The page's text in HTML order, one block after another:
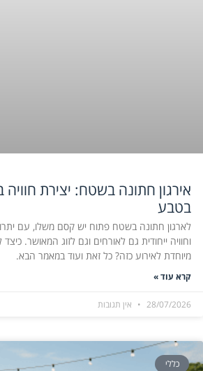
אירגון חתונה בשטח: יצירת
בטבע
לארגון חתונה בשטח פתוח יש קסם משלו, עם
וחוויה ייחודית גם לאורחים וגם לזוג המאושר. כיצד
מיוחדת לאירוע כזה? כל זאת ועוד במאמר הבא.
קרא עוד »
28/07/2026 אין תגובות
כללי